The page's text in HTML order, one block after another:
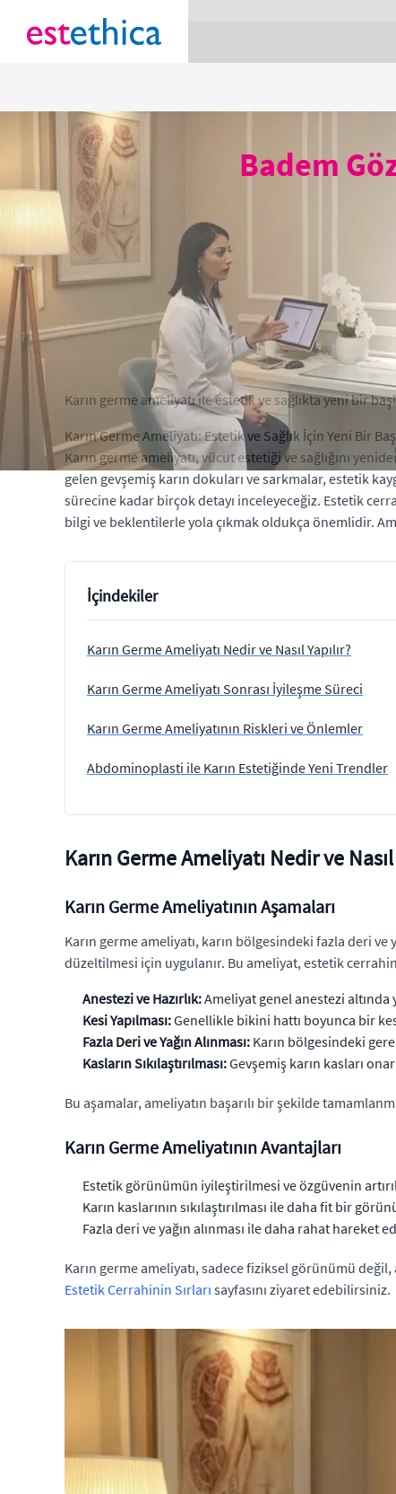
Badem
Karın germe ameliyatı ile estetik ve sağlıkta yeni bir
Karın Germe Ameliyatı: Estetik ve Sağlık İçin Yeni Bir
Karın germe ameliyatı, vücut estetiği ve sağlığını
gelen gevşemiş karın dokuları ve sarkmalar, estetik
sürecine kadar birçok detayı inceleyeceğiz. Estetik
bilgi ve beklentilerle yola çıkmak oldukça önemlidir.
İçindekiler
Karın Germe Ameliyatı Nedir ve Nasıl Yapılır?
Karın Germe Ameliyatı Sonrası İyileşme Süreci
Karın Germe Ameliyatının Riskleri ve Önlemler
Abdominoplasti ile Karın Estetiğinde Yeni Trendler
Karın Germe Ameliyatı Nedir ve Nasıl
Karın Germe Ameliyatının Aşamaları
Karın germe ameliyatı, karın bölgesindeki fazla deri ve
düzeltilmesi için uygulanır. Bu ameliyat, estetik
Anestezi ve Hazırlık:Ameliyat genel anestezi altında
Kesi Yapılması:Genellikle bikini hattı boyunca bir
Fazla Deri ve Yağın Alınması: Karın bölgesindeki
Kasların Sıkılaştırılması:Gevşemiş karın kasları
Bu aşamalar, ameliyatın başarılı bir şekilde
Karın Germe Ameliyatının Avantajları
Estetik görünümün iyileştirilmesi ve özgüvenin
Karın kaslarının sıkılaştırılması ile daha fit bir
Fazla deri ve yağın alınması ile daha rahat hareket
Karın germe ameliyatı, sadece fiziksel görünümü
Estetik Cerrahinin Sırları sayfasını ziyaret edebilirsiniz.